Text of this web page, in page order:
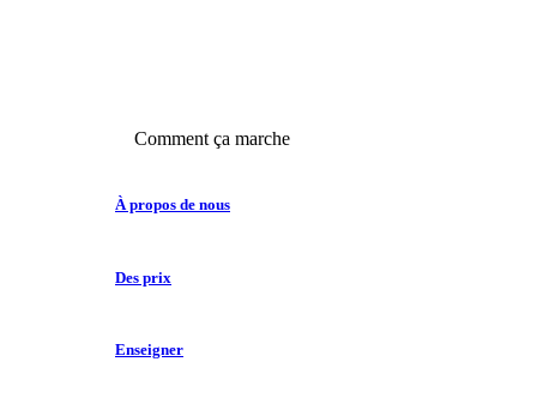
Comment ça marche
À propos de nous
Des prix
Enseigner